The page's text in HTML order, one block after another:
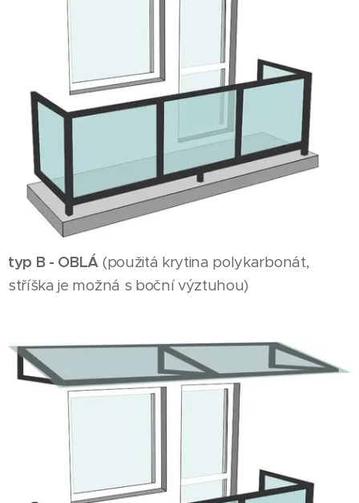
typ B - OBLÁ (použitá krytina polykarbonát,
stříška je možná s boční výztuhou)